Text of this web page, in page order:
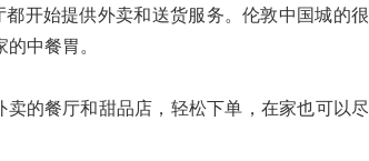
开始提供外卖和送货服务。伦敦中国城的很
中餐胃。
的餐厅和甜品店，轻松下单，在家也可以尽